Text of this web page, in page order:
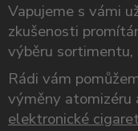
Vapujeme s vámi
zkušenosti
výběru
Rádi vám
výměny atomizéru
elektronické